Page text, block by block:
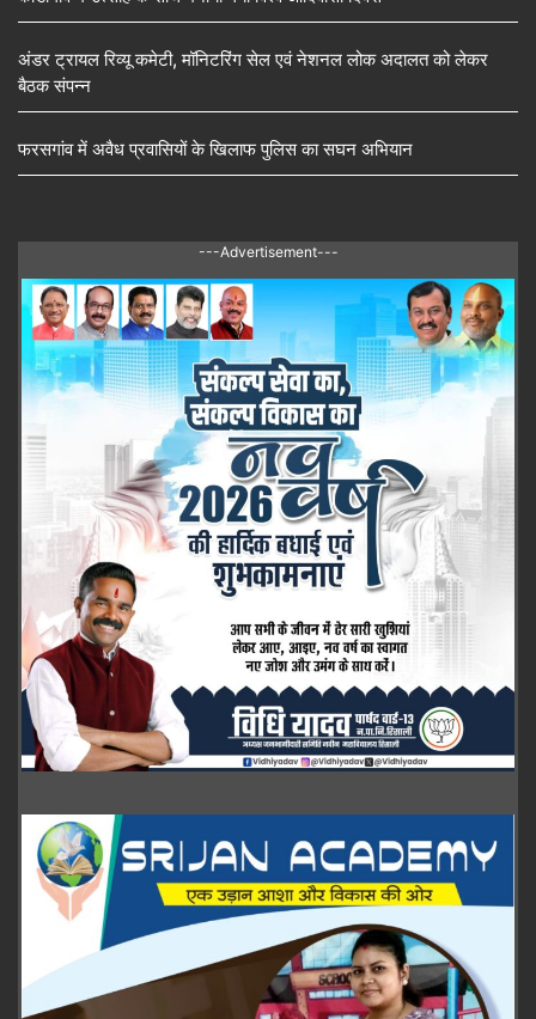
अंडर ट्रायल रिव्यू कमेटी, मॉनिटरिंग सेल एवं नेशनल लोक अदालत को लेकर
बैठक संपन्न
फरसगांव में अवैध प्रवासियों के खिलाफ पुलिस का सघन अभियान
---Advertisement---